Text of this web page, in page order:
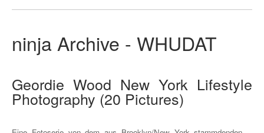
ninja Archive - WHUDAT
Geordie Wood New York Lifestyle
Photography (20 Pictures)